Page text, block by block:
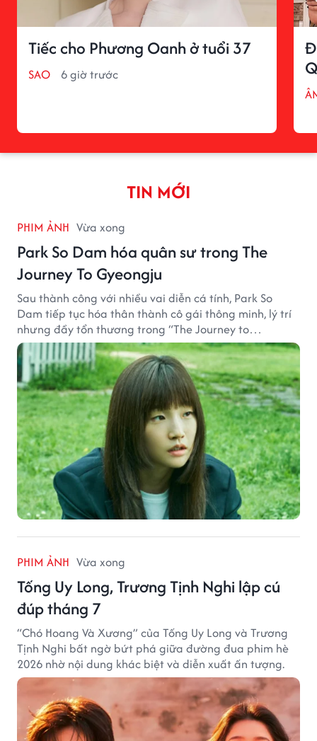
Tiếc cho Phương Oanh ở tuổi 37
SAO 6 giờ trước
TIN MỚI
PHIM ẢNH Vừa xong
Park So Dam hóa quân sư trong The
Journey To Gyeongju
Sau thành công với nhiều vai diễn cá tính, Park So
Dam tiếp tục hóa thân thành cô gái thông minh, lý trí
nhưng đầy tổn thương trong “The Journey to
Gyeongju”.
PHIM ẢNH Vừa xong
Tống Uy Long, Trương Tịnh Nghi lập cú
đúp tháng 7
“Chó Hoang Và Xương” của Tống Uy Long và Trương
Tịnh Nghi bất ngờ bứt phá giữa đường đua phim hè
2026 nhờ nội dung khác biệt và diễn xuất ấn tượng.